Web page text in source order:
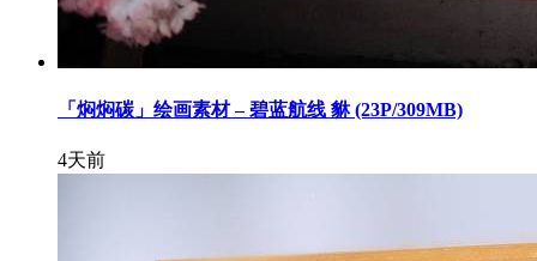
「焖焖碳」绘画素材 – 碧蓝航线 貅 (23P/309MB)
4天前